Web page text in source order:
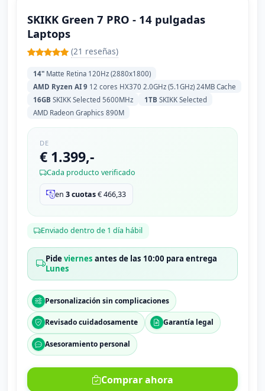
SKIKK Green 7 PRO - 14 pulgadas
Laptops
(21 reseñas)
14"Matte Retina 120Hz (2880x1800)
AMD Ryzen AI 912 cores HX370 2.0GHz (5.1GHz) 24MB Cache
16GB SKIKK Selected 5600MHz 1TB SKIKK Selected
AMD Radeon Graphics 890M
DE
€ 1.399,-
Cada producto verificado
en3 cuotas€466,33
Enviado dentro de 1 día hábil
Pideviernes antes de las 10:00 para entrega
Lunes
Personalización sin complicaciones
Revisado cuidadosamente Garantía legal
Asesoramiento personal
Comprar ahora